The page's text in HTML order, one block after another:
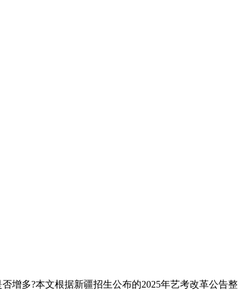
增多?本文根据新疆招生公布的2025年艺考改革公告整